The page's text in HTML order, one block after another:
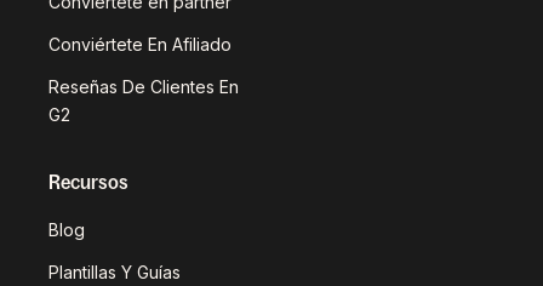
Conviértete En Afiliado
Reseñas De Clientes En
G2
Recursos
Blog
Plantillas Y Guías